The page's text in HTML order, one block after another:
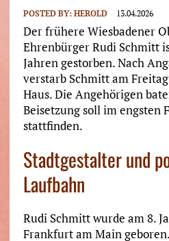
POSTED BY: HEROLD 13.04.2026
Der frühere Wiesbadener
Ehrenbürger Rudi Schmitt
Jahren gestorben. Nach
verstarb Schmitt am
Haus. Die Angehörigen
Beisetzung soll im engsten
stattfinden.
Stadtgestalter und
Laufbahn
Rudi Schmitt wurde am 8.
Frankfurt am Main